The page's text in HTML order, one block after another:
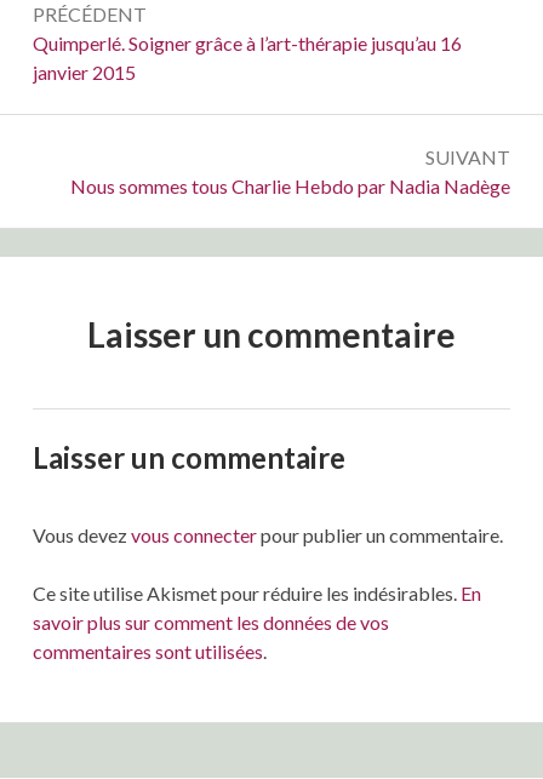
de
l’article
PRÉCÉDENT
Précédent :
Quimperlé. Soigner grâce à l’art-thérapie jusqu’au 16
janvier 2015
SUIVANT
Suivant :
Nous sommes tous Charlie Hebdo par Nadia Nadège
Laisser un commentaire
Laisser un commentaire
Vous devezvous connecterpour publier un commentaire.
Ce site utilise Akismet pour réduire les indésirables. En
savoir plus sur comment les données de vos
commentaires sont utilisées.